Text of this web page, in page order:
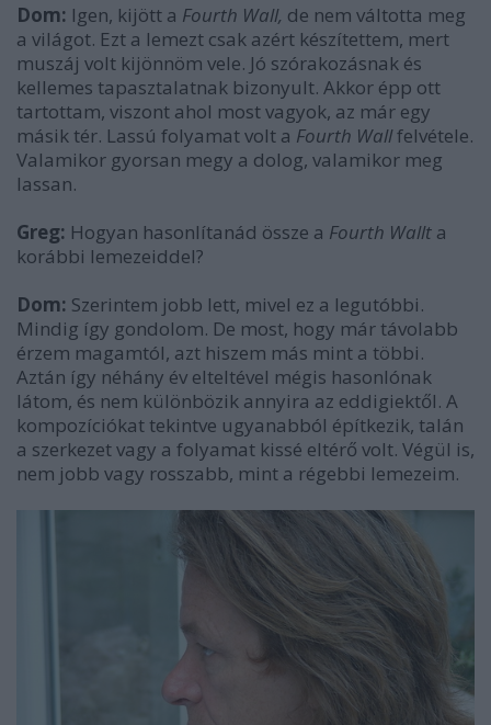
Dom: Igen, kijött a Fourth Wall, de nem váltotta meg
a világot. Ezt a lemezt csak azért készítettem, mert
muszáj volt kijönnöm vele. Jó szórakozásnak és
kellemes tapasztalatnak bizonyult. Akkor épp ott
tartottam, viszont ahol most vagyok, az már egy
másik tér. Lassú folyamat volt a Fourth Wallfelvétele.
Valamikor gyorsan megy a dolog, valamikor meg
lassan.
Greg: Hogyan hasonlítanád össze a Fourth Wallt a
korábbi lemezeiddel?
Dom: Szerintem jobb lett, mivel ez a legutóbbi.
Mindig így gondolom. De most, hogy már távolabb
érzem magamtól, azt hiszem más mint a többi.
Aztán így néhány év elteltével mégis hasonlónak
látom, és nem különbözik annyira az eddigiektől. A
kompozíciókat tekintve ugyanabból építkezik, talán
a szerkezet vagy a folyamat kissé eltérő volt. Végül is,
nem jobb vagy rosszabb, mint a régebbi lemezeim.